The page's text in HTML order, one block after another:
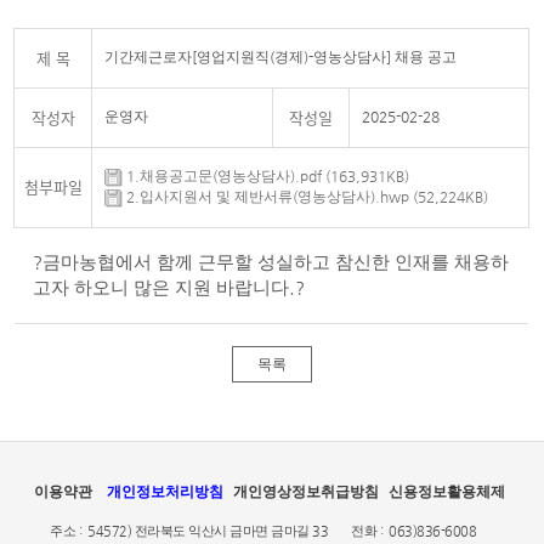
제 목 기간제근로자[영업지원직(경제)-영농상담사] 채용 공고
작성자 운영자 작성일 2025-02-28
첨부파일
1.채용공고문(영농상담사).pdf (163,931KB)
2.입사지원서 및 제반서류(영농상담사).hwp (52,224KB)
?금마농협에서 함께 근무할 성실하고 참신한 인재를 채용하
고자 하오니 많은 지원 바랍니다. ?
목록
이용약관 개인정보처리방침 개인영상정보취급방침 신용정보활용체제
주소 : 54572) 전라북도 익산시 금마면 금마길 33 전화 : 063)836-6008